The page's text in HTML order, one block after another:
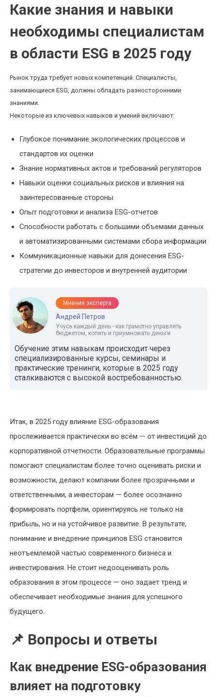
Какие знания и навыки
необходимы специалистам
в области ESG в 2025 году
Рынок труда требует новых компетенций. Специалисты,
занимающиеся ESG, должны обладать разносторонними
знаниями.
Некоторые из ключевых навыков и умений включают:
Глубокое понимание экологических процессов и
стандартов их оценки
Знание нормативных актов и требований регуляторов
Навыки оценки социальных рисков и влияния на
заинтересованные стороны
Опыт подготовки и анализа ESG-отчетов
Способности работать с большими объемами данных
и автоматизированными системами сбора информации
Коммуникационные навыки для донесения ESG-
стратегии до инвесторов и внутренней аудитории
Мнение эксперта
Андрей Петров
Учусь каждый день - как грамотно управлять
бюджетом, копить и приумножать деньги
Обучение этим навыкам происходит через
специализированные курсы, семинары и
практические тренинги, которые в 2025 году
сталкиваются с высокой востребованностью.
Итак, в 2025 году влияние ESG-образования
прослеживается практически во всём — от инвестиций до
корпоративной отчетности. Образовательные программы
помогают специалистам более точно оценивать риски и
возможности, делают компании более прозрачными и
ответственными, а инвесторам — более осознанно
формировать портфели, ориентируясь не только на
прибыль, но и на устойчивое развитие. В результате,
понимание и внедрение принципов ESG становится
неотъемлемой частью современного бизнеса и
инвестирования. Не стоит недооценивать роль
образования в этом процессе — оно задает тренд и
обеспечивает необходимые знания для успешного
будущего.
📌 Вопросы и ответы
Как внедрение ESG-образования
влияет на подготовку